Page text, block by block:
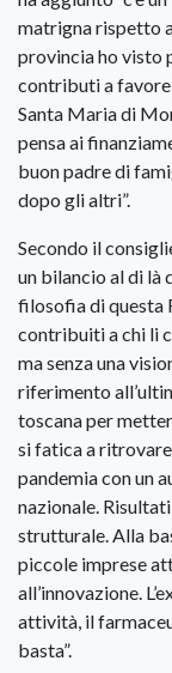
matrigna rispetto
provincia ho visto
contributi a favore
Santa Maria di
pensa ai
buon padre di
dopo gli altri”.
Secondo il
un bilancio al di là
filosofia di questa
contribuiti a chi li
ma senza una
riferimento
toscana per
si fatica a ritrovare
pandemia con un
nazionale.
strutturale. Alla
piccole imprese
all’innovazione.
attività, il
basta”.